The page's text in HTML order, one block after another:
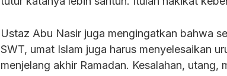
Ustaz Abu Nasir juga mengingatkan bahwa
SWT, umat Islam juga harus menyelesaikan
menjelang akhir Ramadan. Kesalahan, utang,